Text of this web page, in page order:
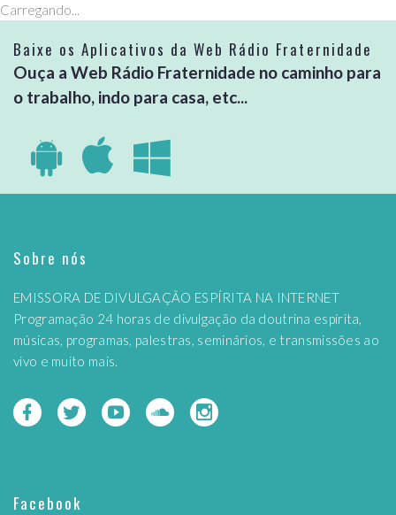
Carregando...
Baixe os Aplicativos da Web Rádio Fraternidade
Ouça a Web Rádio Fraternidade no caminho para
o trabalho, indo para casa, etc...
Sobre nós
EMISSORA DE DIVULGAÇÃO ESPÍRITA NA INTERNET
Programação 24 horas de divulgação da doutrina espírita,
músicas, programas, palestras, seminários, e transmissões ao
vivo e muito mais.
Facebook